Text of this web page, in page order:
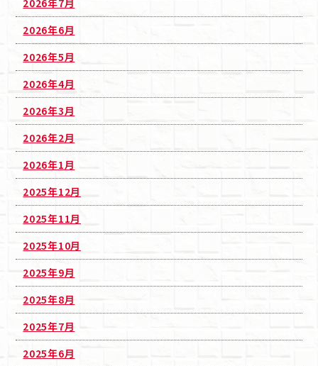
2026年7月
2026年6月
2026年5月
2026年4月
2026年3月
2026年2月
2026年1月
2025年12月
2025年11月
2025年10月
2025年9月
2025年8月
2025年7月
2025年6月